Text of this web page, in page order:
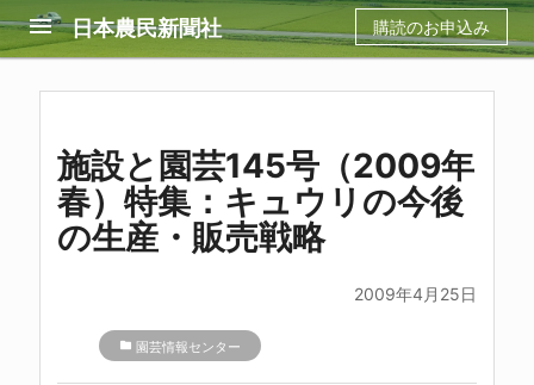
menu 日本農民新聞社 購読のお申込み
施設と園芸145号（2009年
春）特集：キュウリの今後
の生産・販売戦略
2009年4月25日
folder 園芸情報センター